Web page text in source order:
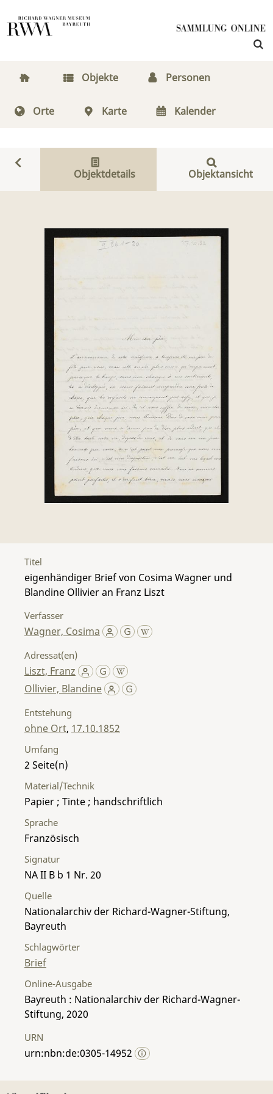
Objekte Personen
Orte Karte Kalender
Objektdetails Objektansicht
Titel
eigenhändiger Brief von Cosima Wagner und
Blandine Ollivier an Franz Liszt
Verfasser
Wagner, Cosima
Adressat(en)
Liszt, Franz
Ollivier, Blandine
Entstehung
ohne Ort, 17.10.1852
Umfang
2
Material/Technik
Papier ; Tinte ; handschriftlich
Sprache
Französisch
Signatur
NA II B b 1 Nr. 20
Quelle
Nationalarchiv der Richard-Wagner-Stiftung,
Bayreuth
Schlagwörter
Brief
Online-Ausgabe
Bayreuth : Nationalarchiv der Richard-Wagner-
Stiftung, 2020
URN
urn:nbn:de:0305-14952